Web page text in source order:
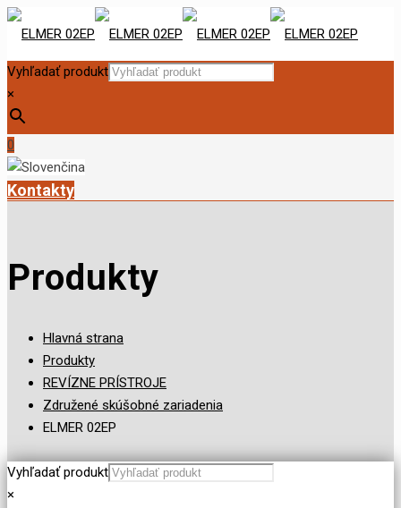
Vyhľadať produkt
×
0
Kontakty
Produkty
Hlavná strana
Produkty
REVÍZNE PRÍSTROJE
Združené skúšobné zariadenia
ELMER 02EP
Vyhľadať produkt
×